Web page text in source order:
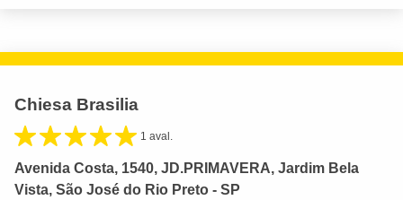
Chiesa Brasilia
1 aval.
Avenida Costa, 1540, JD.PRIMAVERA, Jardim Bela
Vista, São José do Rio Preto - SP